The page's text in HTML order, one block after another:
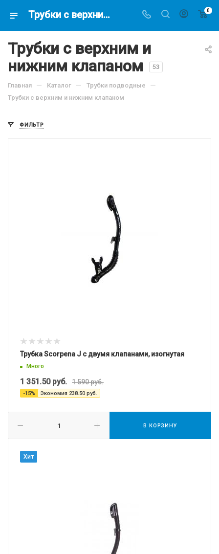
Трубки с верхним и нижним клапаном купить в магазине подводной охоты - Водолаз.РФ - 0
Трубки с верхним и
нижним клапаном
53
Главная — Каталог — Трубки подводные —
Трубки с верхним и нижним клапаном
ФИЛЬТР
Трубка Scorpena J с двумя клапанами, изогнутая
Много
1 351.50руб. 1 590руб.
-15% Экономия 238.50 руб.
В КОРЗИНУ
Хит